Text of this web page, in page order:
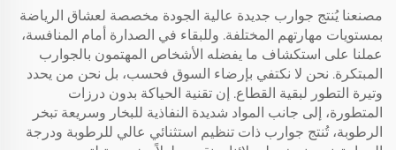
مصنعنا يُنتج جوارب جديدة عالية الجودة مخصصة لعشاق الرياضة
بمستويات مهارتهم المختلفة. وللبقاء في الصدارة أمام المنافسة،
عملنا على استكشاف ما يفضله الأشخاص المهتمون بالجوارب
المبتكرة. نحن لا نكتفي بإرضاء السوق فحسب، بل نحن من يحدد
وتيرة التطور لبقية القطاع. إن تقنية الحياكة بدون درزات
المتطورة، إلى جانب المواد شديدة النفاذية للبخار وسريعة تبخر
الرطوبة، تُنتج جوارب ذات تنظيم استثنائي عالي للرطوبة ودرجة